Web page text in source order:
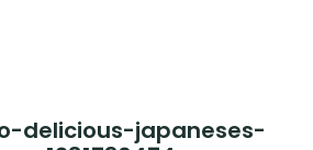
delicious-japaneses-